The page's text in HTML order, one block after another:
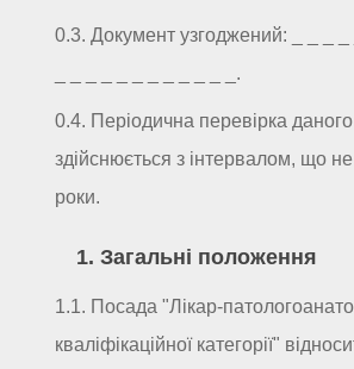
0.3. Документ узгоджений: _ _ _ _
_ _ _ _ _ _ _ _ _ _ _ _.
0.4. Періодична перевірка
здійснюється з інтервалом, що
роки.
1. Загальні положення
1.1. Посада "Лікар-
кваліфікаційної категорії"